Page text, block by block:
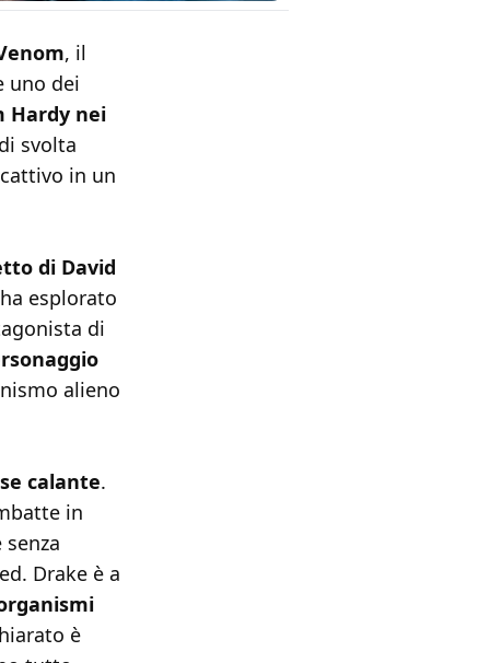
, il
uno dei
Hardy nei
svolta
in un
di David
esplorato
di
alieno
calante.
in
Drake è a
è